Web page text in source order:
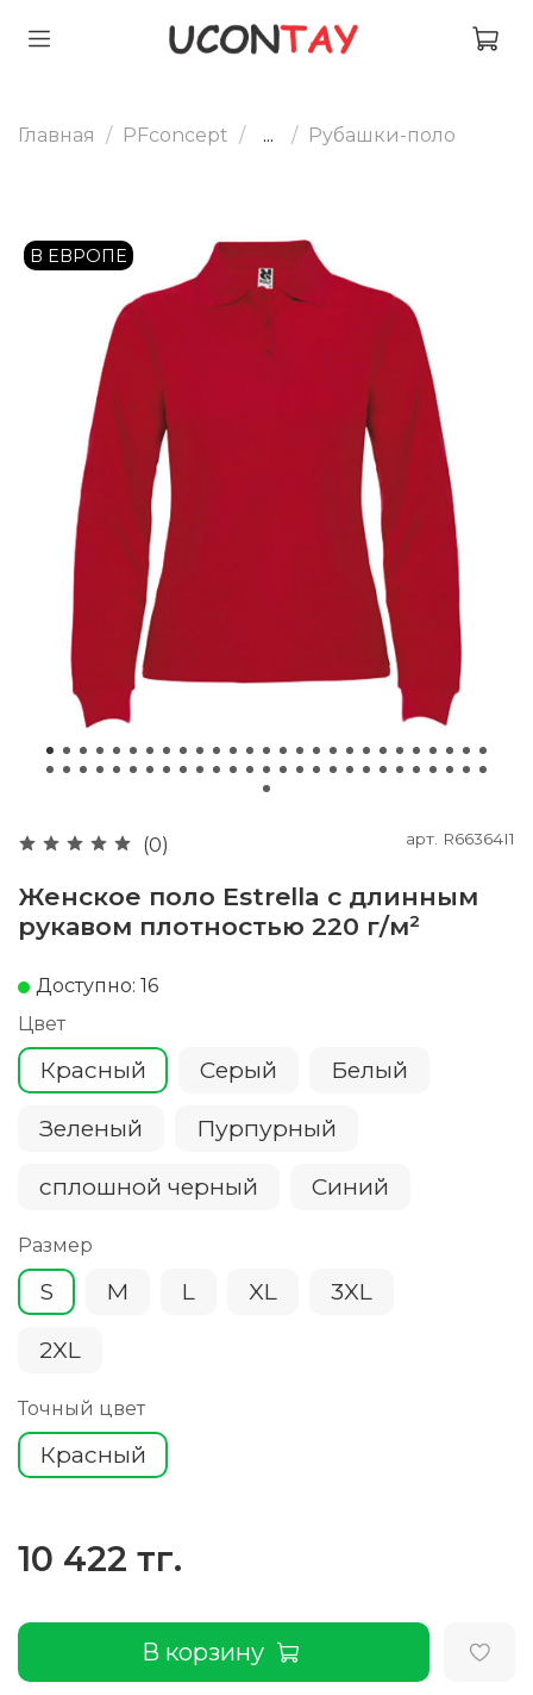
Главная PFconcept ... Рубашки-поло
В ЕВРОПЕ
(0) арт. R66364I1
Женское поло Estrella с длинным
рукавом плотностью 220 г/м²
Доступно: 16
Цвет
Красный Серый Белый
Зеленый Пурпурный
сплошной черный Cиний
Размер
S M L XL 3XL
2XL
Точный цвет
Красный
10 422 тг.
В корзину